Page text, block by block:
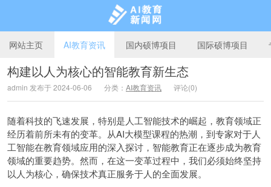
AI教育新闻网
网站主页 AI教育资讯 国内硕博项目 国际硕博项目
构建以人为核心的智能教育新生态
admin 发布于 2024-06-06 分类： AI教育资讯 评论(0)
随着科技的飞速发展，特别是人工智能技术的崛起，教育领域正
经历着前所未有的变革。从AI大模型课程的热潮，到专家对于人
工智能在教育领域应用的深入探讨，智能教育正在逐步成为教育
领域的重要趋势。然而，在这一变革过程中，我们必须始终坚持
以人为核心，确保技术真正服务于人的全面发展。